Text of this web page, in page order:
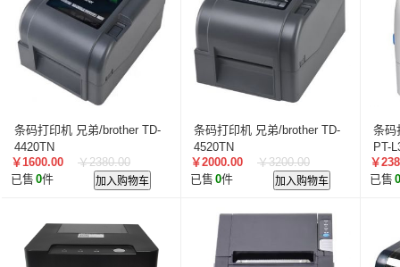
叠云/Cloudecker
麦克赛尔/maxell
中银科技/BOCT
蓝胜卡顿/kadenlan
极米/XGIMI
鸿合/HiteVision
惠科/HKC
高科光电/GKGD 清大视讯
沧田/
索诺克/Sonnoc
迅英/Bulldex 艾博德/iBoard
立思辰/LANXUM
英士/inASK
LG 中矗/ZHONGCHU
顶尖/OVERTOP
富山/TOMAYA
爱维达/EVADA
新中新/synjones
云蝶/YONDY
华高/HUAGOSCAN
建伍/KENWOOD
东方中原 ITC
实达/START
条码打印机 兄弟/brother TD-
4420TN
￥1600.00
￥2380.00
已售 0件 加入购物车
条码打印机 兄弟/brother TD-
4520TN
￥2000.00
￥3200.00
已售 0件 加入购物车
条码
PT-
￥
已售 0